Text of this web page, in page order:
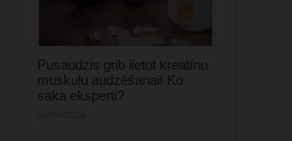
Pusaudzis grib lietot kreatīnu
muskuļu audzēšanai! Ko
saka eksperti?